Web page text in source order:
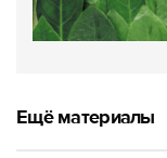
Ещё материалы